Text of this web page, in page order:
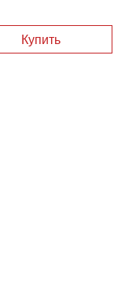
Купить